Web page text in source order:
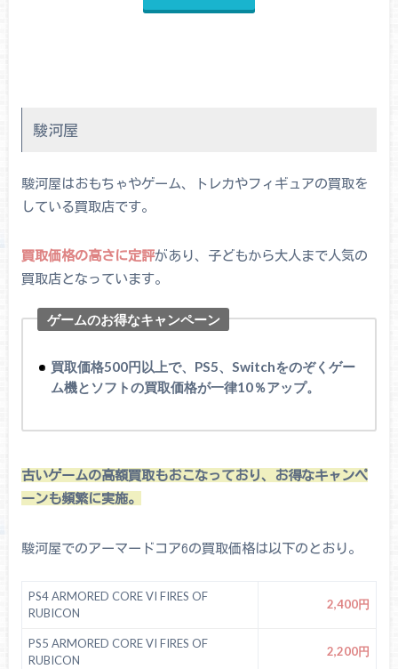
駿河屋
駿河屋はおもちゃやゲーム、トレカやフィギュアの買取を
している買取店です。
買取価格の高さに定評があり、子どもから大人まで人気の
買取店となっています。
ゲームのお得なキャンペーン
買取価格500円以上で、PS5、Switchをのぞくゲー
ム機とソフトの買取価格が一律10％アップ。
古いゲームの高額買取もおこなっており、お得なキャンペ
ーンも頻繁に実施。
駿河屋でのアーマードコア6の買取価格は以下のとおり。
PS4 ARMORED CORE VI FIRES OF
RUBICON
2,400円
PS5 ARMORED CORE VI FIRES OF
RUBICON
2,200円